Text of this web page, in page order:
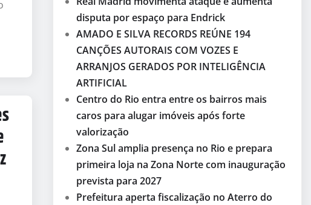
disputa por espaço para Endrick
AMADO E SILVA RECORDS REÚNE 194
CANÇÕES AUTORAIS COM VOZES E
ARRANJOS GERADOS POR INTELIGÊNCIA
ARTIFICIAL
Centro do Rio entra entre os bairros mais
caros para alugar imóveis após forte
valorização
Zona Sul amplia presença no Rio e prepara
primeira loja na Zona Norte com inauguração
prevista para 2027
Prefeitura aperta fiscalização no Aterro do